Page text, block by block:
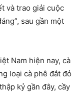
và trao giải cuộc
sau gần một
Nam hiện nay, cà
loại cà phê đắt đỏ
kỷ gần đây, cầy